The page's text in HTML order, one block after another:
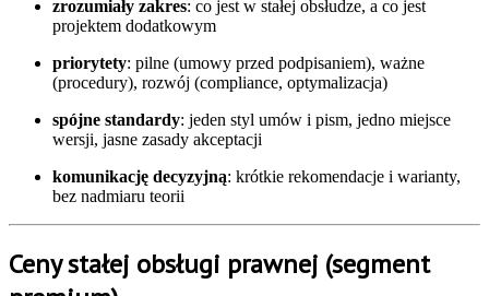
zrozumiały zakres: co jest w stałej obsłudze, a co jest
projektem dodatkowym
priorytety: pilne (umowy przed podpisaniem), ważne
(procedury), rozwój (compliance, optymalizacja)
spójne standardy: jeden styl umów i pism, jedno miejsce
wersji, jasne zasady akceptacji
komunikację decyzyjną: krótkie rekomendacje i warianty,
bez nadmiaru teorii
Ceny stałej obsługi prawnej (segment